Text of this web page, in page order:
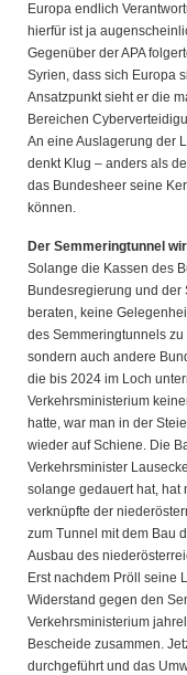
Europa endlich
hierfür ist ja
Gegenüber der APA
Syrien, dass sich Europa
Ansatzpunkt sieht er die
Bereichen
An eine Auslagerung der
denkt Klug – anders als
das Bundesheer seine
können.
Der Semmeringtunnel
Solange die Kassen des
Bundesregierung und der
beraten, keine
des Semmeringtunnels
sondern auch andere
die bis 2024 im Loch
Verkehrsministerium
hatte, war man in der
wieder auf Schiene. Die
Verkehrsminister
solange gedauert hat, hat
verknüpfte der
zum Tunnel mit dem Bau
Ausbau des
Erst nachdem Pröll seine
Widerstand gegen den
Verkehrsministerium
Bescheide zusammen.
durchgeführt und das